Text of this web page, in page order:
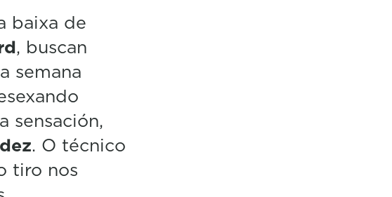
baixa de
, buscan
semana
sensación,
. O técnico
tiro nos